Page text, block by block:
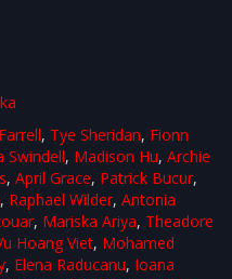
, Tye Sheridan, Fionn
Swindell, Madison Hu, Archie
, April Grace, Patrick Bucur,
, Raphael Wilder, Antonia
, Mariska Ariya, Theadore
Hoang Viet, Mohamed
, Elena Raducanu, Ioana